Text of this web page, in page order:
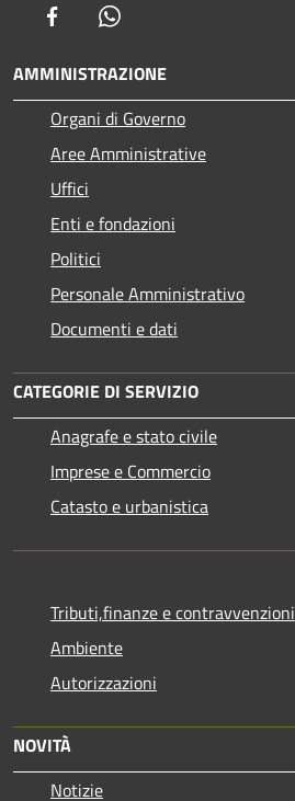
Facebook
AMMINISTRAZIONE
Organi di Governo
Aree Amministrative
Uffici
Enti e fondazioni
Politici
Personale Amministrativo
Documenti e dati
CATEGORIE DI SERVIZIO
Anagrafe e stato civile
Imprese e Commercio
Catasto e urbanistica
Tributi,finanze e contravvenzioni
Ambiente
Autorizzazioni
NOVITÀ
Notizie